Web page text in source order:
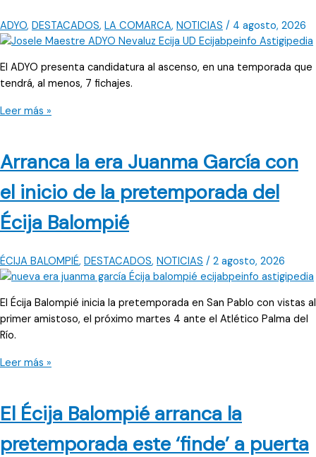
ante
Atlético
del
Río
ADYO, DESTACADOS, LA COMARCA, NOTICIAS / 4 agosto, 2026
El ADYO presenta candidatura al ascenso, en una temporada que
tendrá, al menos, 7 fichajes.
El
Josele
tiene
casi
la
cerrada
Leer más »
Arranca la era Juanma García con
el inicio de la pretemporada del
Écija Balompié
ÉCIJA BALOMPIÉ, DESTACADOS, NOTICIAS / 2 agosto, 2026
El Écija Balompié inicia la pretemporada en San Pablo con vistas al
primer amistoso, el próximo martes 4 ante el Atlético Palma del
Río.
Arranca
Juanma
con
Leer más »
El Écija Balompié arranca la
pretemporada este ‘finde’ a puerta